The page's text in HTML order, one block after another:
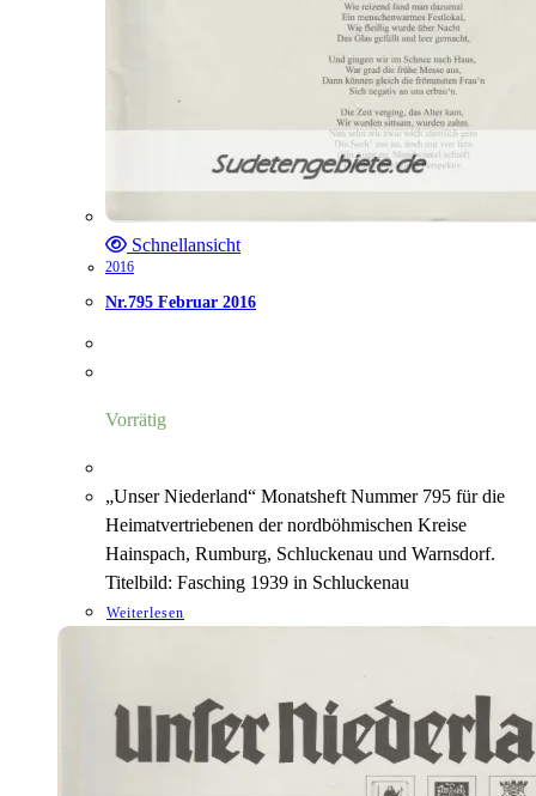
Schnellansicht
2016
Nr.795 Februar 2016
Vorrätig
„Unser Niederland“ Monatsheft Nummer 795 für die
Heimatvertriebenen der nordböhmischen Kreise
Hainspach, Rumburg, Schluckenau und Warnsdorf.
Titelbild: Fasching 1939 in Schluckenau
Weiterlesen